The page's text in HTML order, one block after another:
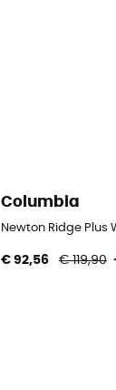
Columbia
Newton Ridge
€ 92,56 € 119,90